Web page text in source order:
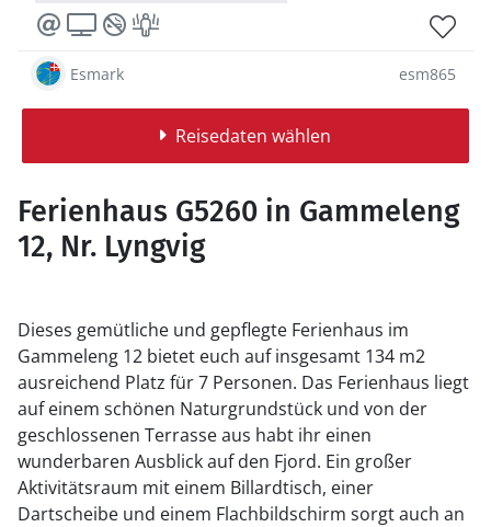
Esmark esm865
Reisedaten wählen
Ferienhaus G5260 in Gammeleng
12, Nr. Lyngvig
Dieses gemütliche und gepflegte Ferienhaus im
Gammeleng 12 bietet euch auf insgesamt 134 m2
ausreichend Platz für 7 Personen. Das Ferienhaus liegt
auf einem schönen Naturgrundstück und von der
geschlossenen Terrasse aus habt ihr einen
wunderbaren Ausblick auf den Fjord. Ein großer
Aktivitätsraum mit einem Billardtisch, einer
Dartscheibe und einem Flachbildschirm sorgt auch an